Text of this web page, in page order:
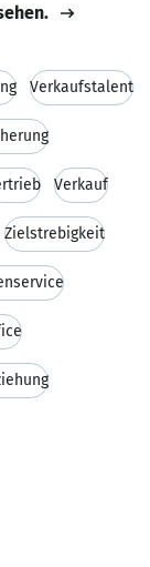
Verkaufstalent
Verkauf
Zielstrebigkeit